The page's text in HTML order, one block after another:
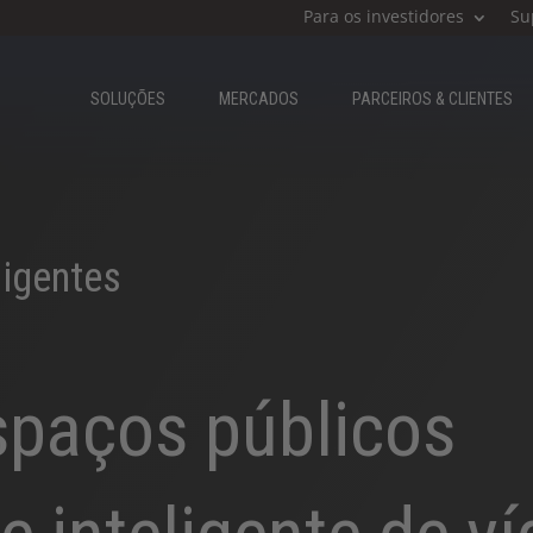
Para os investidores
SOLUÇÕES MERCADOS PARCEIROS & CLIENTES​
públicos